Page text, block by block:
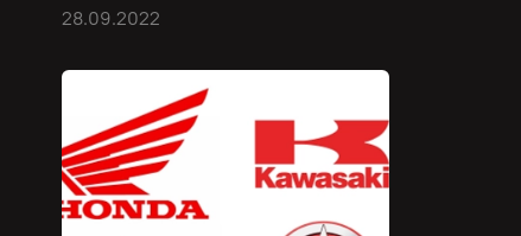
28.09.2022